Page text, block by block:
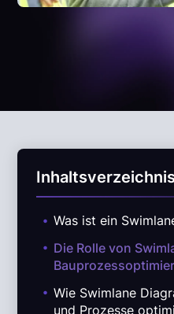
. Was ist ein
. Die Rolle von
. Wie Swimlane
und Prozesse